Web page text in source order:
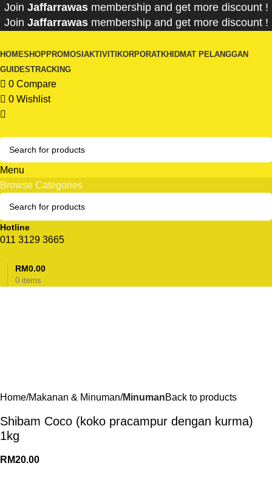
Join Jaffarrawasmembership and get more discount !
Join Jaffarrawasmembership and get more discount !
HOMESHOPPROMOSI AKTIVITI KORPORATKHIDMAT PELANGGAN
GUIDESTRACKING
0 Compare
0 Wishlist
Menu
Browse Categories
Hotline
011 3129 3665
0 items
RM0.00
Home Makanan & Minuman MinumanBack to products
Shibam Coco (koko pracampur dengan kurma)
1kg
RM20.00